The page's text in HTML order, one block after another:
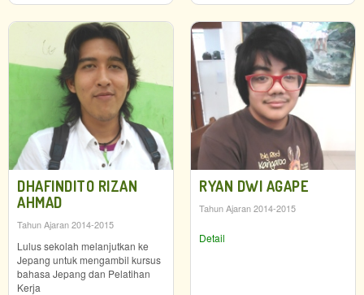
DHAFINDITO RIZAN
AHMAD
Tahun Ajaran 2014-2015
Lulus sekolah melanjutkan ke
Jepang untuk mengambil kursus
bahasa Jepang dan Pelatihan
Kerja
RYAN DWI AGAPE
Tahun Ajaran 2014-2015
Detail